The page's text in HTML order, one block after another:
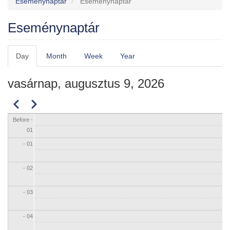
Eseménynaptár
Elsődleges
fülek
Day Month Week Year
vasárnap, augusztus 9, 2026
Oldalszámozás
Előző Következő
Before -
01
- 01
- 02
- 03
- 04